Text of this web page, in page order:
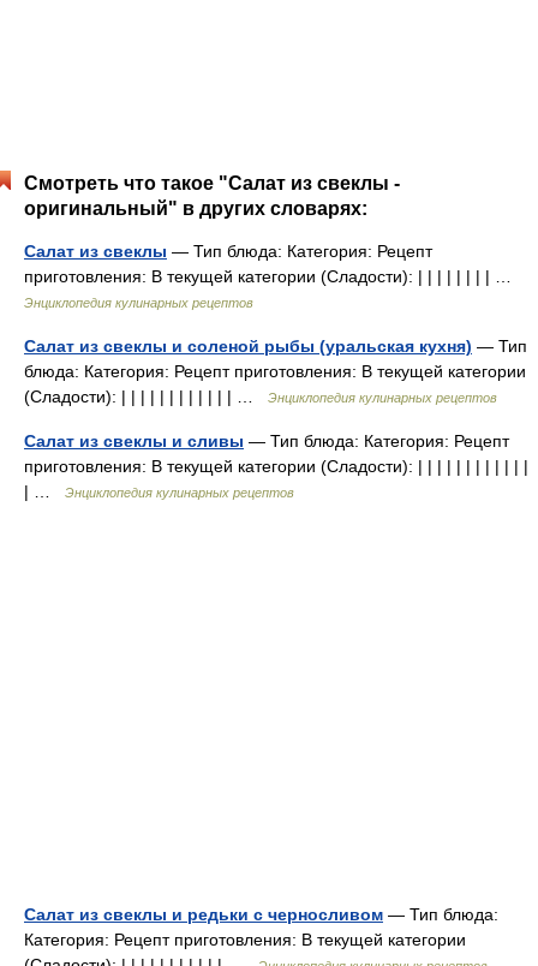
Смотреть что такое "Салат из свеклы -
оригинальный" в других словарях:
Салат из свеклы — Тип блюда: Категория: Рецепт
приготовления: В текущей категории (Сладости): | | | | | | | | …
Энциклопедия кулинарных рецептов
Салат из свеклы и соленой рыбы (уральская кухня) — Тип
блюда: Категория: Рецепт приготовления: В текущей категории
(Сладости): | | | | | | | | | | | | …
Энциклопедия кулинарных рецептов
Салат из свеклы и сливы — Тип блюда: Категория: Рецепт
приготовления: В текущей категории (Сладости): | | | | | | | | | | | |
| …
Энциклопедия кулинарных рецептов
Салат из свеклы и редьки с черносливом — Тип блюда:
Категория: Рецепт приготовления: В текущей категории